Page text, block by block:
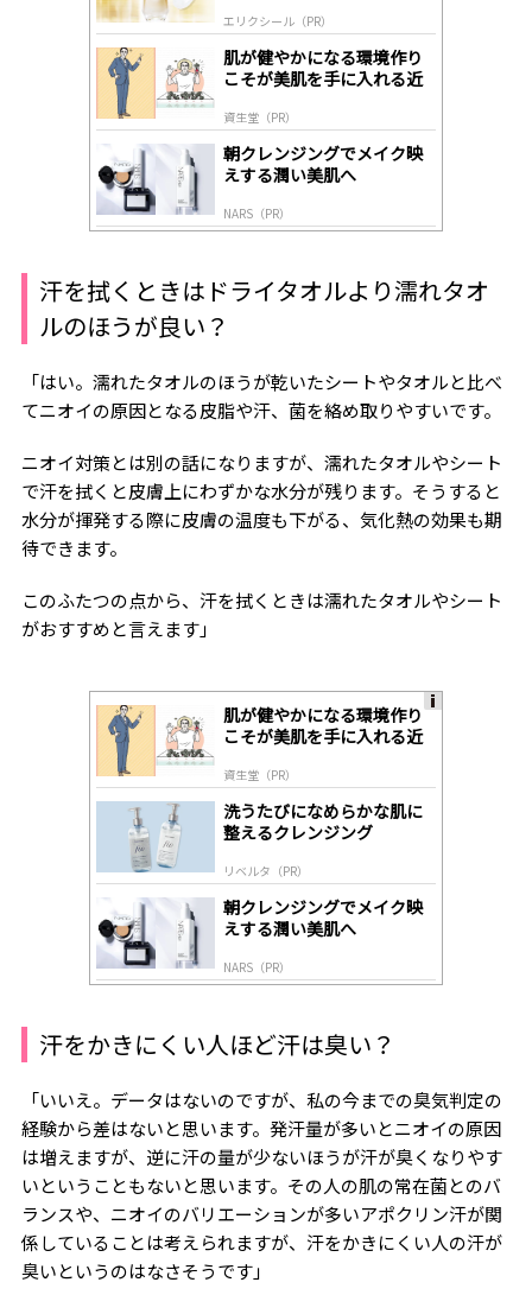
エリクシール（PR）
肌が健やかになる環境作り
こそが美肌を手に入れる近
資生堂（PR）
朝クレンジングでメイク映
えする潤い美肌へ
NARS（PR）
汗を拭くときはドライタオルより濡れタオ
ルのほうが良い？
「はい。濡れたタオルのほうが乾いたシートやタオルと比べ
てニオイの原因となる皮脂や汗、菌を絡め取りやすいです。
ニオイ対策とは別の話になりますが、濡れたタオルやシート
で汗を拭くと皮膚上にわずかな水分が残ります。そうすると
水分が揮発する際に皮膚の温度も下がる、気化熱の効果も期
待できます。
このふたつの点から、汗を拭くときは濡れたタオルやシート
がおすすめと言えます」
肌が健やかになる環境作り
こそが美肌を手に入れる近
資生堂（PR）
洗うたびになめらかな肌に
整えるクレンジング
リベルタ（PR）
朝クレンジングでメイク映
えする潤い美肌へ
NARS（PR）
汗をかきにくい人ほど汗は臭い？
「いいえ。データはないのですが、私の今までの臭気判定の
経験から差はないと思います。発汗量が多いとニオイの原因
は増えますが、逆に汗の量が少ないほうが汗が臭くなりやす
いということもないと思います。その人の肌の常在菌とのバ
ランスや、ニオイのバリエーションが多いアポクリン汗が関
係していることは考えられますが、汗をかきにくい人の汗が
臭いというのはなさそうです」